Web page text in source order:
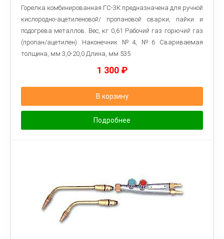
Горелка комбинированная ГС-3К предназначена для ручной
кислородно-ацетиленовой/ пропановой сварки, пайки и
подогрева металлов. Вес, кг 0,61 Рабочий газ горючий газ
(пропан/ацетилен) Наконечник №4, №6 Свариваемая
толщина, мм 3,0-20,0 Длина, мм 535
1 300 ₽
В корзину
Подробнее